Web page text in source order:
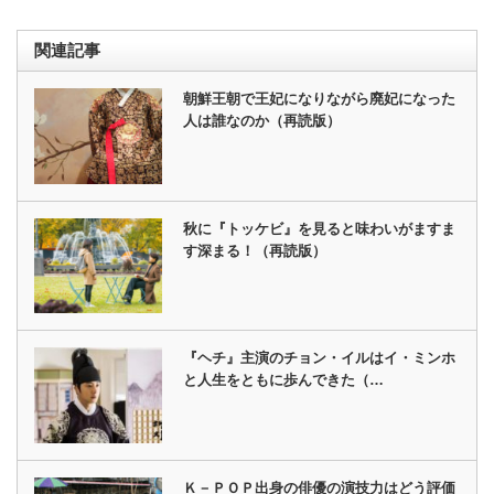
関連記事
朝鮮王朝で王妃になりながら廃妃になった
人は誰なのか（再読版）
秋に『トッケビ』を見ると味わいがますま
す深まる！（再読版）
『ヘチ』主演のチョン・イルはイ・ミンホ
と人生をともに歩んできた（…
Ｋ－ＰＯＰ出身の俳優の演技力はどう評価